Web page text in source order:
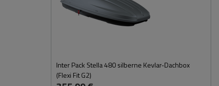
Inter Pack Stella 480 silberne Kevlar-Dachbox
(Flexi Fit G2)